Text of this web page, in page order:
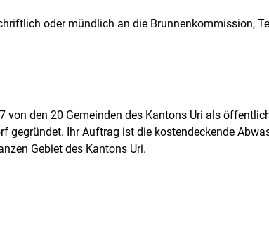
oder mündlich an die Brunnenkommission,
von den 20 Gemeinden des Kantons Uri als
gegründet. Ihr Auftrag ist die kostendeckende
Gebiet des Kantons Uri.